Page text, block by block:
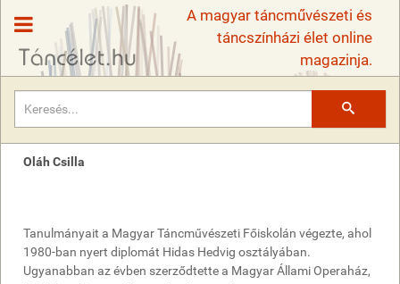
A magyar táncművészeti és
táncszínházi élet online
magazinja.
Oláh Csilla
Tanulmányait a Magyar Táncművészeti Főiskolán végezte, ahol
1980-ban nyert diplomát Hidas Hedvig osztályában.
Ugyanabban az évben szerződtette a Magyar Állami Operaház,